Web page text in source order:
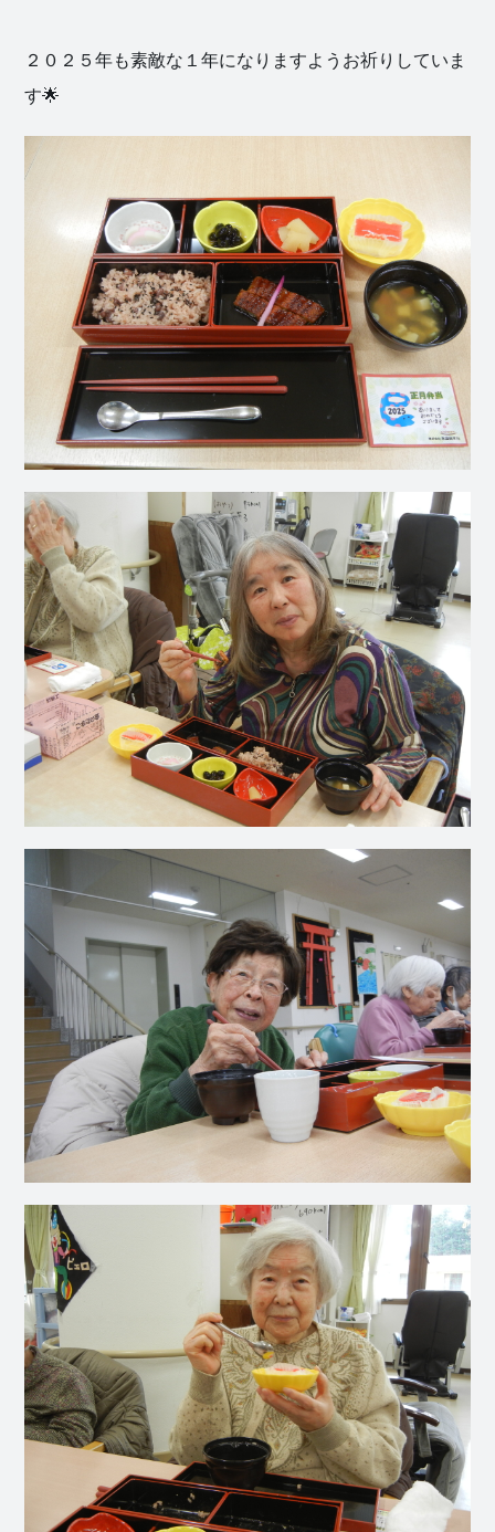
社会福祉
法人 慈悲
２０２５年も素敵な１年になりますようお祈りしていま
す🌟